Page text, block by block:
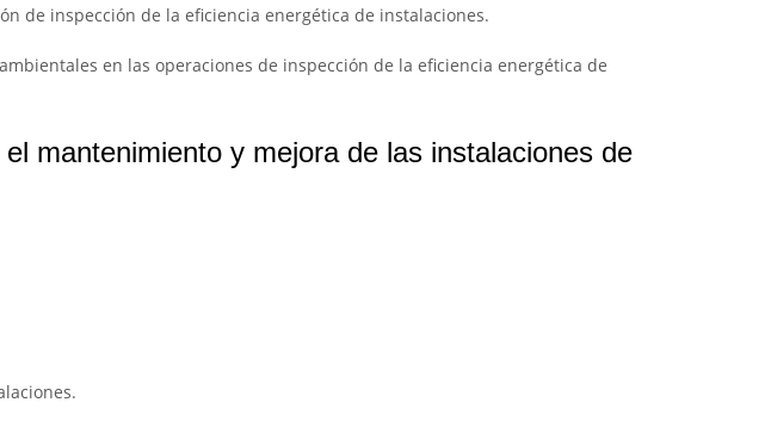
de inspección de la eficiencia energética de instalaciones.
en las operaciones de inspección de la eficiencia energética de
mantenimiento y mejora de las instalaciones de